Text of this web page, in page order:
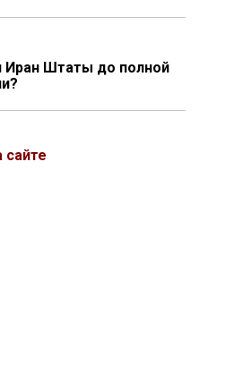
Штаты до полной
сайте